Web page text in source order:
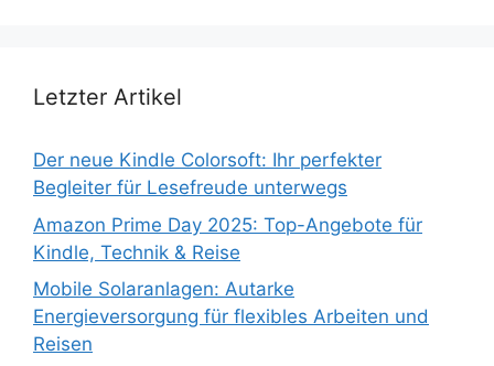
Letzter Artikel
Der neue Kindle Colorsoft: Ihr perfekter
Begleiter für Lesefreude unterwegs
Amazon Prime Day 2025: Top-Angebote für
Kindle, Technik & Reise
Mobile Solaranlagen: Autarke
Energieversorgung für flexibles Arbeiten und
Reisen